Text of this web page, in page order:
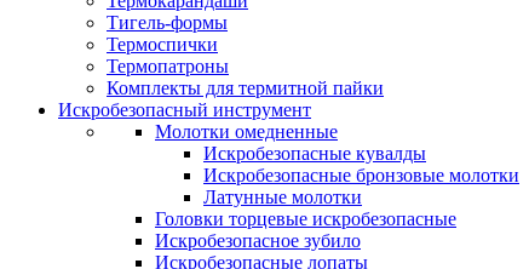
Тигель-формы
Термоспички
Термопатроны
Комплекты для термитной пайки
Искробезопасный инструмент
Молотки омедненные
Искробезопасные кувалды
Искробезопасные бронзовые молотки
Латунные молотки
Головки торцевые искробезопасные
Искробезопасное зубило
Искробезопасные лопаты